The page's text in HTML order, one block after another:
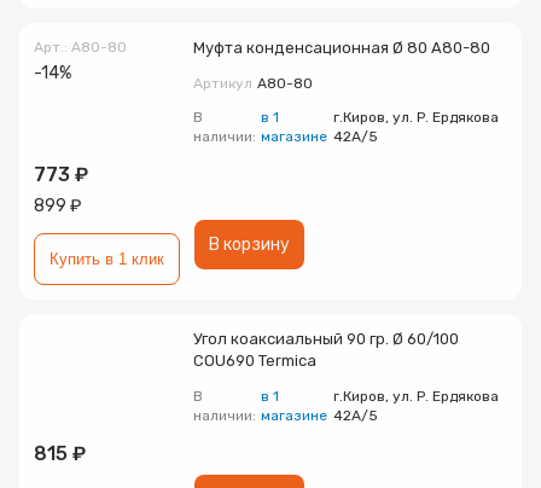
Арт.: A80-80
-14%
Муфта конденсационная Ø 80 A80-80
Артикул A80-80
В
наличии:
в 1
магазине
г.Киров, ул. Р. Ердякова
42А/5
773 ₽
899 ₽
В корзину
Купить в 1 клик
Угол коаксиальный 90 гр. Ø 60/100
COU690 Termica
В
наличии:
в 1
магазине
г.Киров, ул. Р. Ердякова
42А/5
815 ₽